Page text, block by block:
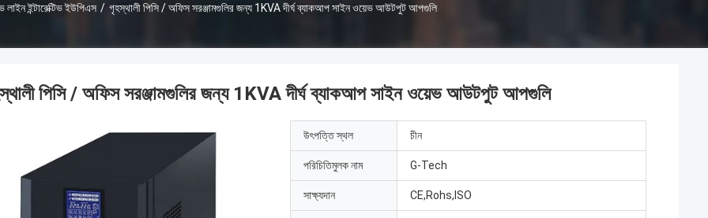
লাইন ইন্টারেক্টিভ ইউপিএস / গৃহস্থালী পিসি / অফিস সরঞ্জামগুলির জন্য 1KVA দীর্ঘ ব্যাকআপ সাইন ওয়েভ আউটপুট আপগুলি
পিসি / অফিস সরঞ্জামগুলির জন্য 1KVA দীর্ঘ ব্যাকআপ সাইন ওয়েভ আউটপুট আপগুলি
উৎপত্তি স্থল চীন
পরিচিতিমুলক নাম G-Tech
সাক্ষ্যদান CE,Rohs,ISO